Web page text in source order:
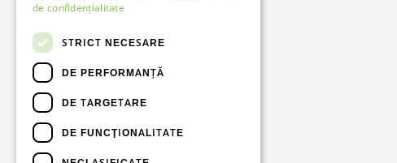
de confidențialitate
STRICT NECESARE
DE PERFORMANȚĂ
DE TARGETARE
DE FUNCŢIONALITATE